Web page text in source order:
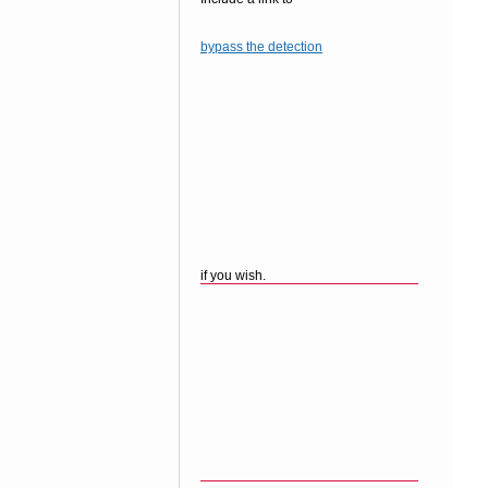
bypass the detection
if you wish.